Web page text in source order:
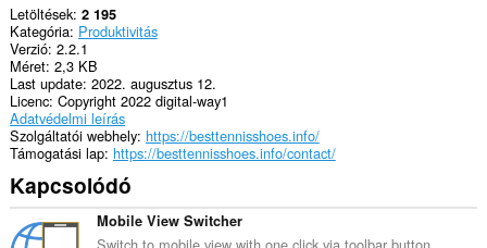
Letöltések 2 195
Kategória Produktivitás
Verzió 2.2.1
Méret 2,3 KB
Last update 2022. augusztus 12.
Licenc Copyright 2022 digital-way1
Adatvédelmi leírás
Szolgáltatói webhely https://besttennisshoes.info/
Támogatási lap https://besttennisshoes.info/contact/
Kapcsolódó
Mobile View Switcher